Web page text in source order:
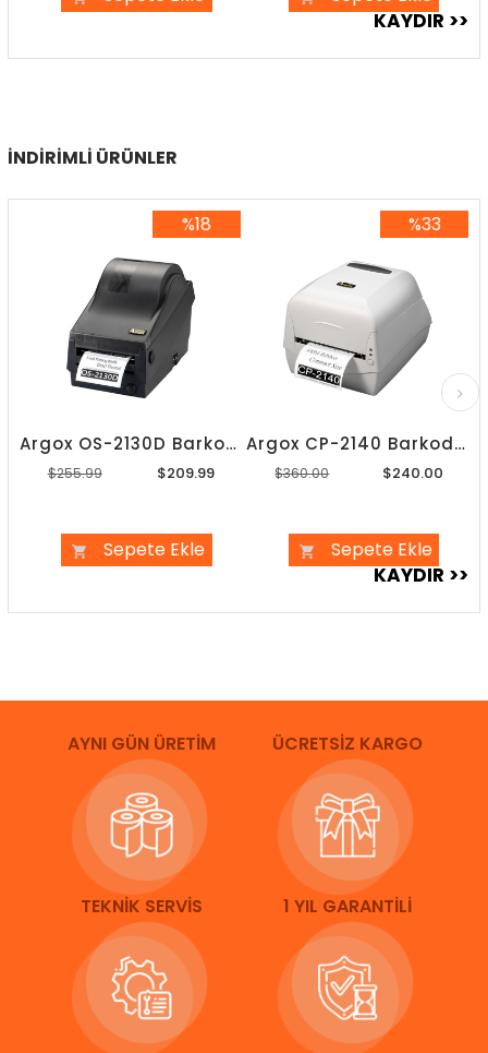
İNDIRIMLI ÜRÜNLER
Argox OS-2130D Barkod Yazıcı
$209.99
$255.99
Sepete Ekle
%18
Argox CP-2140 Barkod Yazıcı
$240.00
$360.00
Sepete Ekle
%33
AYNI GÜN ÜRETİM ÜCRETSİZ KARGO
TEKNİK SERVİS 1 YIL GARANTİLİ